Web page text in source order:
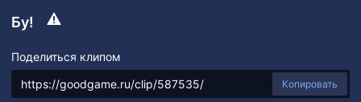
Бу!
Поделиться клипом
Копировать